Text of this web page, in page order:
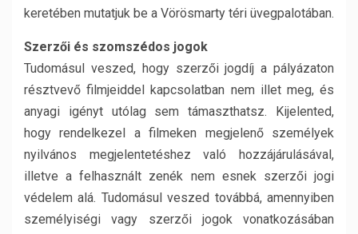
keretében mutatjuk be a Vörösmarty téri üvegpalotában.
Szerzői és szomszédos jogok
Tudomásul veszed, hogy szerzői jogdíj a pályázaton
résztvevő filmjeiddel kapcsolatban nem illet meg, és
anyagi igényt utólag sem támaszthatsz. Kijelented,
hogy rendelkezel a filmeken megjelenő személyek
nyilvános megjelentetéshez való hozzájárulásával,
illetve a felhasznált zenék nem esnek szerzői jogi
védelem alá. Tudomásul veszed továbbá, amennyiben
személyiségi vagy szerzői jogok vonatkozásában